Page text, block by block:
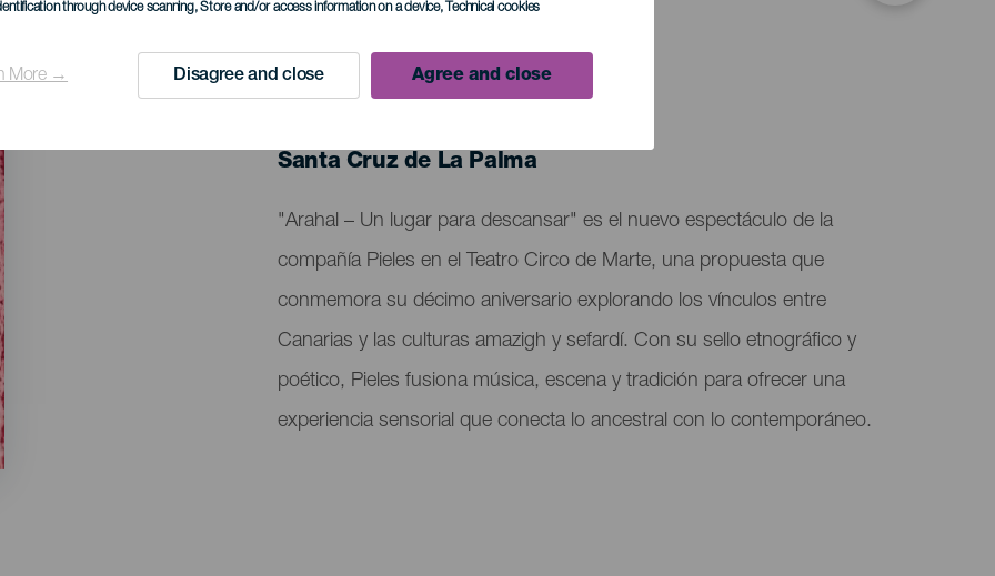
through device scanning, Store and/or access information on a device, Technical cookies
More → Disagree and close Agree and close
EVENTO PASADO
Localidad
Santa Cruz de La Palma
Descripción
del
evento
"Arahal – Un lugar para descansar" es el nuevo espectáculo de la
compañía Pieles en el Teatro Circo de Marte, una propuesta que
conmemora su décimo aniversario explorando los vínculos entre
Canarias y las culturas amazigh y sefardí. Con su sello etnográfico y
poético, Pieles fusiona música, escena y tradición para ofrecer una
experiencia sensorial que conecta lo ancestral con lo contemporáneo.